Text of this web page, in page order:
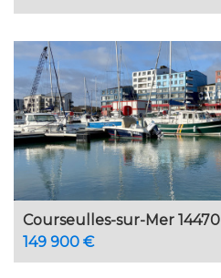
Courseulles-sur-Mer 14470
149 900 €